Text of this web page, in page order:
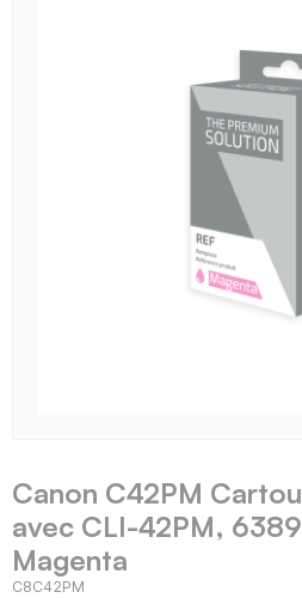
Canon C42PM
avec CLI-42PM,
Magenta
C8C42PM